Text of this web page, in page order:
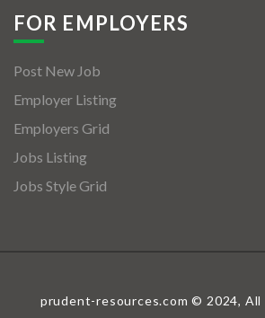
FOR EMPLOYERS
Post New Job
Employer Listing
Employers Grid
Jobs Listing
Jobs Style Grid
prudent-resources.com © 2024, All